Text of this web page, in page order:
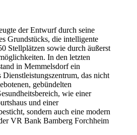
der Entwurf durch seine
Grundstücks, die intelligente
Stellplätzen sowie durch äußerst
In den letzten
in Memmelsdorf ein
Dienstleistungszentrum, das nicht
gebündelten
wie einer
und einer
sondern auch eine modern
VR Bank Bamberg Forchheim